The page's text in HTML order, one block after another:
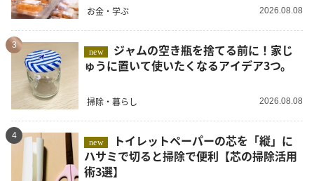
お金・学ぶ 2026.08.08
3
new
ゅうに置いて使いたくなるアイデア3つ。
掃除・暮らし 2026.08.08
4
new
ハサミで切ると掃除で便利【芯の掃除活用
術3選】